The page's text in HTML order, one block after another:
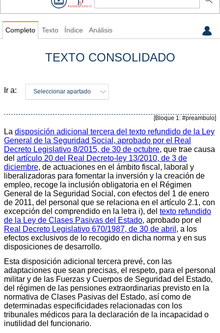
Completo Texto Índice Análisis
TEXTO CONSOLIDADO
Ir a: Seleccionar apartado
[Bloque 1: #preambulo]
La disposición adicional tercera del texto refundido de la Ley
General de la Seguridad Social, aprobado por el Real
Decreto Legislativo 8/2015, de 30 de octubre, que trae causa
del artículo 20 del Real Decreto-ley 13/2010, de 3 de
diciembre, de actuaciones en el ámbito fiscal, laboral y
liberalizadoras para fomentar la inversión y la creación de
empleo, recoge la inclusión obligatoria en el Régimen
General de la Seguridad Social, con efectos del 1 de enero
de 2011, del personal que se relaciona en el artículo 2.1, con
excepción del comprendido en la letra i), del texto refundido
de la Ley de Clases Pasivas del Estado, aprobado por el
Real Decreto Legislativo 670/1987, de 30 de abril , a los
efectos exclusivos de lo recogido en dicha norma y en sus
disposiciones de desarrollo.
Esta disposición adicional tercera prevé, con las
adaptaciones que sean precisas, el respeto, para el personal
militar y de las Fuerzas y Cuerpos de Seguridad del Estado,
del régimen de las pensiones extraordinarias previsto en la
normativa de Clases Pasivas del Estado, así como de
determinadas especificidades relacionadas con los
tribunales médicos para la declaración de la incapacidad o
inutilidad del funcionario.